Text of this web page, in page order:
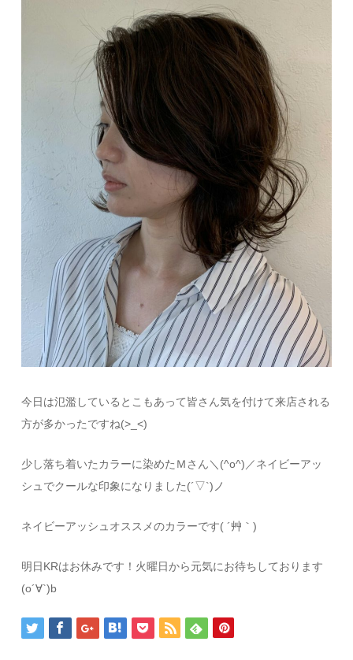
今日は氾濫しているとこもあって皆さん気を付けて来店される
方が多かったですね(>_<)ゞ
少し落ち着いたカラーに染めたＭさん＼(^o^)／ネイビーアッ
シュでクールな印象になりました(´▽`)ノ
ネイビーアッシュオススメのカラーです( ´艸｀)
明日KRはお休みです！火曜日から元気にお待ちしております
(o´∀`)b